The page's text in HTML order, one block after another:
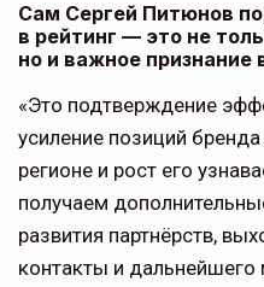
Сам Сергей Питюнов
в рейтинг — это не
но и важное признание
«Это подтверждение
усиление позиций
регионе и рост его
получаем
развития партнёрств,
контакты и